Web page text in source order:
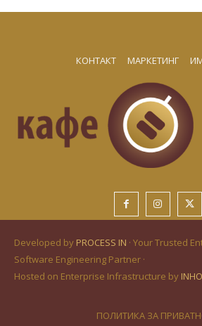
КОНТАКТ МАРКЕТИНГ
Developed by PROCESS IN · Your Trusted
Software Engineering Partner ·
Hosted on Enterprise Infrastructure by
ПОЛИТИКА ЗА